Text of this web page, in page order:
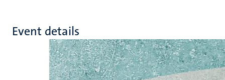
Event details